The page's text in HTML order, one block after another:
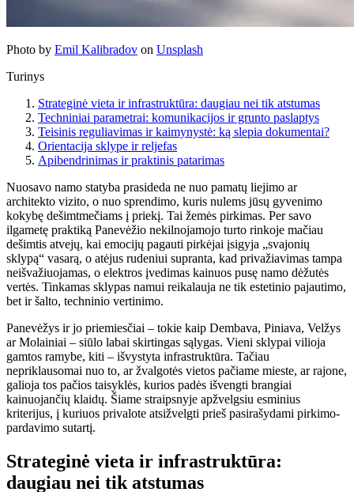
Photo by Emil Kalibradov on Unsplash
Turinys
Strateginė vieta ir infrastruktūra: daugiau nei tik atstumas
Techniniai parametrai: komunikacijos ir grunto paslaptys
Teisinis reguliavimas ir kaimynystė: ką slepia dokumentai?
Orientacija sklype ir reljefas
Apibendrinimas ir praktinis patarimas
Nuosavo namo statyba prasideda ne nuo pamatų liejimo ar
architekto vizito, o nuo sprendimo, kuris nulems jūsų gyvenimo
kokybę dešimtmečiams į priekį. Tai žemės pirkimas. Per savo
ilgametę praktiką Panevėžio nekilnojamojo turto rinkoje mačiau
dešimtis atvejų, kai emocijų pagauti pirkėjai įsigyja „svajonių
sklypą“ vasarą, o atėjus rudeniui supranta, kad privažiavimas tampa
neišvažiuojamas, o elektros įvedimas kainuos pusę namo dėžutės
vertės. Tinkamas sklypas namui reikalauja ne tik estetinio pajautimo,
bet ir šalto, techninio vertinimo.
Panevėžys ir jo priemiesčiai – tokie kaip Dembava, Piniava, Velžys
ar Molainiai – siūlo labai skirtingas sąlygas. Vieni sklypai vilioja
gamtos ramybe, kiti – išvystyta infrastruktūra. Tačiau
nepriklausomai nuo to, ar žvalgotės vietos pačiame mieste, ar rajone,
galioja tos pačios taisyklės, kurios padės išvengti brangiai
kainuojančių klaidų. Šiame straipsnyje apžvelgsiu esminius
kriterijus, į kuriuos privalote atsižvelgti prieš pasirašydami pirkimo-
pardavimo sutartį.
Strateginė vieta ir infrastruktūra:
daugiau nei tik atstumas